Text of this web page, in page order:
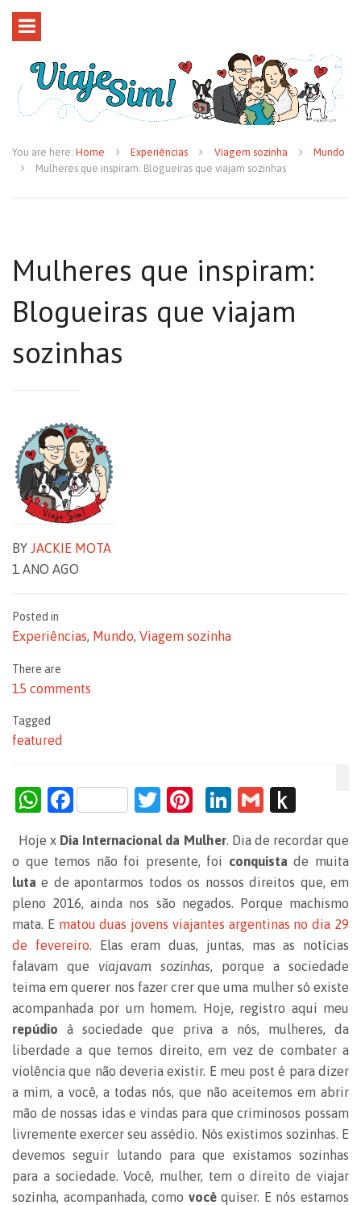
You are here: Home Experiências Viagem sozinha
Mundo
Mulheres que inspiram: Blogueiras que viajam sozinhas
Mulheres que inspiram:
Blogueiras que viajam
sozinhas
BY JACKIE MOTA
1 ANO AGO
Posted in
Experiências, Mundo, Viagem sozinha
There are
15 comments
Tagged
featured
W
at
s
A
p
p
F
c
e
b
o
o
k
T
itt
er
Pi
er
es
t
Li
k
e
dI
n
G
ai
l
h
to
Ki
n
dl
e
Hoje x Dia Internacional da Mulher. Dia de recordar que
o que temos não foi presente, foi conquista de muita
luta e de apontarmos todos os nossos direitos que, em
pleno 2016, ainda nos são negados. Porque machismo
mata. E matou duas jovens viajantes argentinas no dia 29
de fevereiro. Elas eram duas, juntas, mas as notícias
falavam que viajavam sozinhas, porque a sociedade
teima em querer nos fazer crer que uma mulher só existe
acompanhada por um homem. Hoje, registro aqui meu
repúdio à sociedade que priva a nós, mulheres, da
liberdade a que temos direito, em vez de combater a
violência que não deveria existir. E meu post é para dizer
a mim, a você, a todas nós, que não aceitemos em abrir
mão de nossas idas e vindas para que criminosos possam
livremente exercer seu assédio. Nós existimos sozinhas. E
devemos seguir lutando para que existamos sozinhas
para a sociedade. Você, mulher, tem o direito de viajar
sozinha, acompanhada, como vocêquiser. E nós estamos